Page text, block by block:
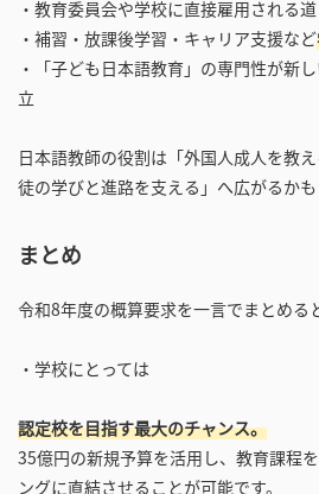
・教育委員会や学校に直接雇用される道
・補習・放課後学習・キャリア支援など
・「子ども日本語教育」の専門性が新
立
日本語教師の役割は「外国人成人を教
徒の学びと進路を支える」へ広がるかも
まとめ
令和8年度の概算要求を一言でまとめると
・学校にとっては
認定校を目指す最大のチャンス。
35億円の新規予算を活用し、教育課程
ングに直結させることが可能です。